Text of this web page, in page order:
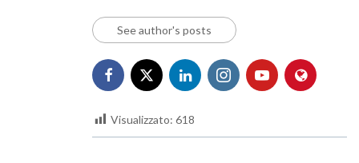
See author's posts
Visualizzato: 618